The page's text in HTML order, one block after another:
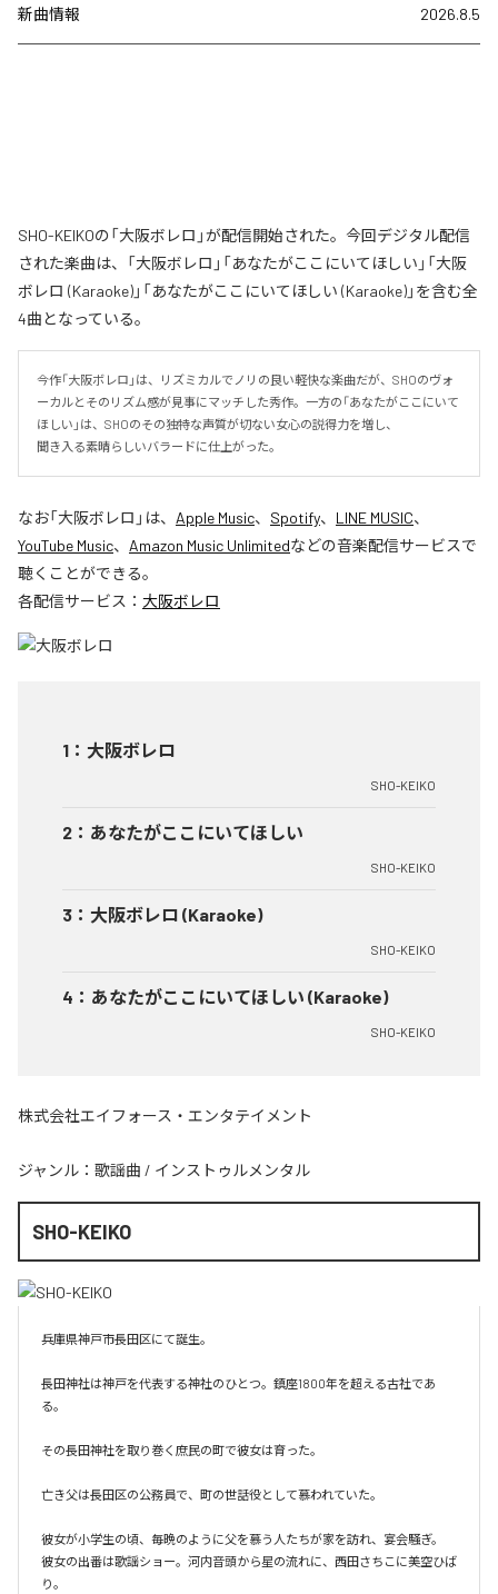
新曲情報 2026.8.5
SHO-KEIKOの「大阪ボレロ」が配信開始された。今回デジタル配信
された楽曲は、「大阪ボレロ」「あなたがここにいてほしい」「大阪
ボレロ (Karaoke)」「あなたがここにいてほしい (Karaoke)」を含む全
4曲となっている。
今作「大阪ボレロ」は、リズミカルでノリの良い軽快な楽曲だが、SHOのヴォ
ーカルとそのリズム感が見事にマッチした秀作。一方の「あなたがここにいて
ほしい」は、SHOのその独特な声質が切ない女心の説得力を増し、
聞き入る素晴らしいバラードに仕上がった。
なお「大阪ボレロ 」は、 Apple Music、 Spotify、 LINE MUSIC、
YouTube Music、 Amazon Music Unlimitedなどの音楽配信サービスで
聴くことができる。
各配信サービス： 大阪ボレロ
1 ： 大阪ボレロ
SHO-KEIKO
2 ： あなたがここにいてほしい
SHO-KEIKO
3 ： 大阪ボレロ (Karaoke)
SHO-KEIKO
4 ： あなたがここにいてほしい (Karaoke)
SHO-KEIKO
株式会社エイフォース・エンタテイメント
ジャンル： 歌謡曲 / インストゥルメンタル
SHO-KEIKO
兵庫県神戸市長田区にて誕生。
長田神社は神戸を代表する神社のひとつ。鎮座1800年を超える古社であ
る。
その長田神社を取り巻く庶民の町で彼女は育った。
亡き父は長田区の公務員で、町の世話役として慕われていた。
彼女が小学生の頃、毎晩のように父を慕う人たちが家を訪れ、宴会騒ぎ。
彼女の出番は歌謡ショー。河内音頭から星の流れに、西田さちこに美空ひば
り。